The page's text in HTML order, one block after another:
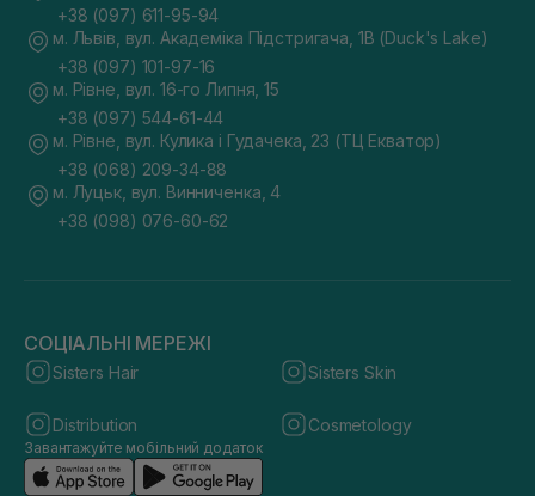
+38 (097) 611-95-94
м. Львів, вул. Академіка Підстригача, 1В (Duck's Lake)
+38 (097) 101-97-16
м. Рівне, вул. 16-го Липня, 15
+38 (097) 544-61-44
м. Рівне, вул. Кулика і Гудачека, 23 (ТЦ Екватор)
+38 (068) 209-34-88
м. Луцьк, вул. Винниченка, 4
+38 (098) 076-60-62
СОЦІАЛЬНІ МЕРЕЖІ
Sisters Hair Sisters Skin
Distribution Cosmetology
Завантажуйте мобільний додаток